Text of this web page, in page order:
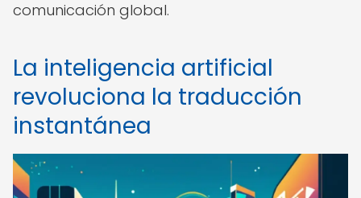
comunicación global.
La inteligencia artificial
revoluciona la traducción
instantánea